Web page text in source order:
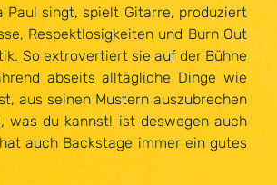
Paul singt, spielt Gitarre, produziert
Respektlosigkeiten und Burn Out
So extrovertiert sie auf der Bühne
abseits alltägliche Dinge wie
aus seinen Mustern auszubrechen
was du kannst! ist deswegen auch
auch Backstage immer ein gutes